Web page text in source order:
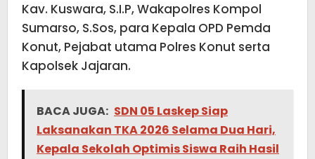
Kav. Kuswara, S.I.P, Wakapolres Kompol
Sumarso, S.Sos, para Kepala OPD Pemda
Konut, Pejabat utama Polres Konut serta
Kapolsek Jajaran.
BACA JUGA: SDN 05 Laskep Siap
Laksanakan TKA 2026 Selama Dua Hari,
Kepala Sekolah Optimis Siswa Raih Hasil